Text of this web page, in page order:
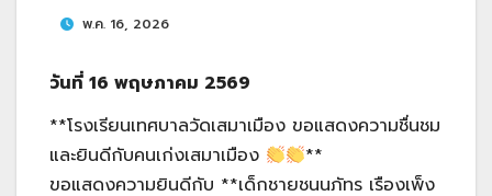
พ.ค. 16, 2026
วันที่ 16 พฤษภาคม 2569
**โรงเรียนเทศบาลวัดเสมาเมือง ขอแสดงความชื่นชม
และยินดีกับคนเก่งเสมาเมือง
**
ขอแสดงความยินดีกับ **เด็กชายชนนภัทร เรืองเพ็ง